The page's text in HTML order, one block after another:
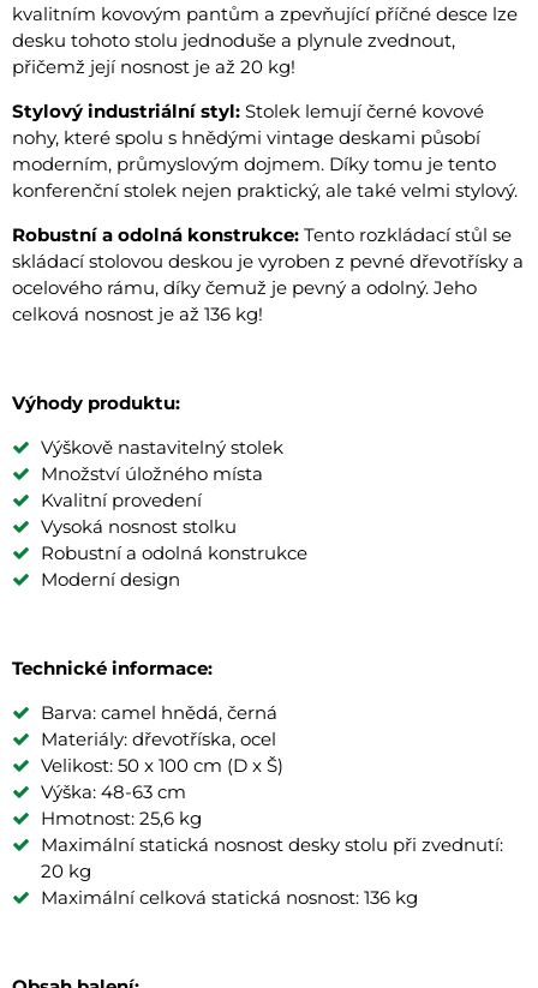
kvalitním kovovým pantům a zpevňující příčné desce lze
desku tohoto stolu jednoduše a plynule zvednout,
přičemž její nosnost je až 20 kg!
Stylový industriální styl: Stolek lemují černé kovové
nohy, které spolu s hnědými vintage deskami působí
moderním, průmyslovým dojmem. Díky tomu je tento
konferenční stolek nejen praktický, ale také velmi stylový.
Robustní a odolná konstrukce: Tento rozkládací stůl se
skládací stolovou deskou je vyroben z pevné dřevotřísky a
ocelového rámu, díky čemuž je pevný a odolný. Jeho
celková nosnost je až 136 kg!
Výhody produktu:
Výškově nastavitelný stolek
Množství úložného místa
Kvalitní provedení
Vysoká nosnost stolku
Robustní a odolná konstrukce
Moderní design
Technické informace:
Barva: camel hnědá, černá
Materiály: dřevotříska, ocel
Velikost: 50 x 100 cm (D x Š)
Výška: 48-63 cm
Hmotnost: 25,6 kg
Maximální statická nosnost desky stolu při zvednutí:
20 kg
Maximální celková statická nosnost: 136 kg